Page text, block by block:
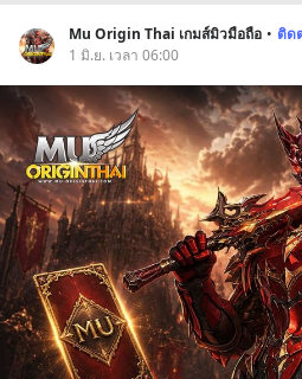
Mu Origin Thai เกมส์มิวมือถือ • ติด
1 มิ.ย. เวลา 06:00